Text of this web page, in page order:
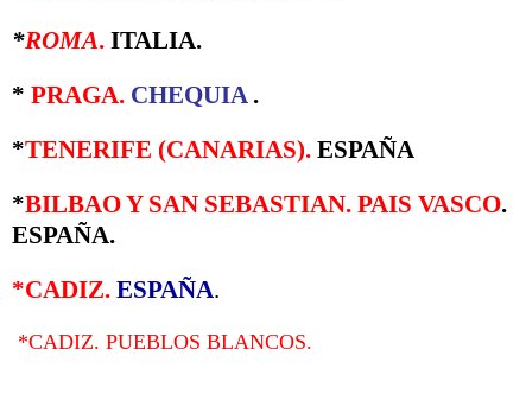
*ROMA. ITALIA.
* PRAGA. CHEQUIA .
*TENERIFE (CANARIAS). ESPAÑA
*BILBAO Y SAN SEBASTIAN. PAIS VASCO.
ESPAÑA.
*CADIZ. ESPAÑA.
*CADIZ. PUEBLOS BLANCOS.